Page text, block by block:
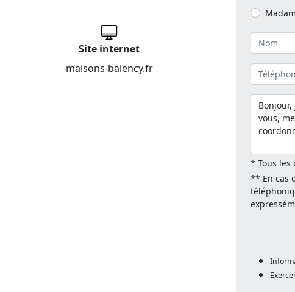
Site internet
maisons-balency.fr
* Tous les
** En cas